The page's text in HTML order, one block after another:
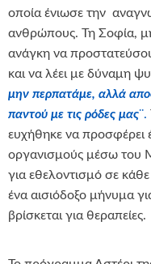
οποία ένιωσε την
ανθρώπους. Τη Σοφία,
ανάγκη να
και να λέει με δύναμη
μην περπατάμε, αλλά
παντού με τις ρόδες μας¨.
ευχήθηκε να προσφέρει
οργανισμούς μέσω του
για εθελοντισμό σε
ένα αισιόδοξο μήνυμα
βρίσκεται για θεραπείες.